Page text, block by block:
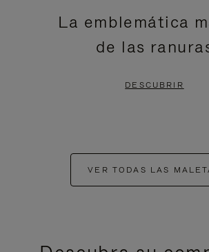
La emblemática
de las
DESCUBRIR
VER TODAS LAS